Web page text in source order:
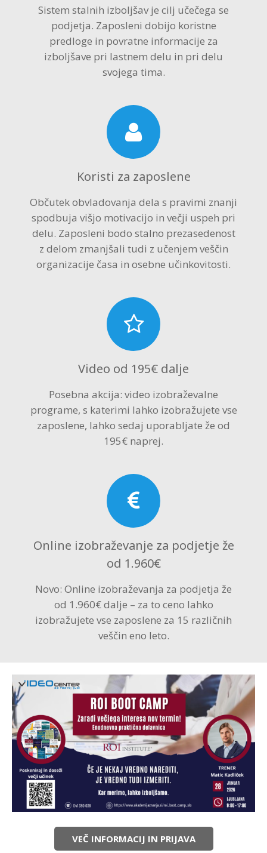
Prednosti in koristi
Avdio programi po temah
Avdio programi po avtorjih
Prednosti in koristi
Strokovna Literatura
Reference
ROI “Pre-Week”
Program “Optimizacija timskega dela”
Contribute
Kazalci veščin
Predstavitev
Vizija in poslanstvo
Sistem stalnih izboljšav je cilj učečega se
podjetja. Zaposleni dobijo koristne
predloge in povratne informacije za
izboljšave pri lastnem delu in pri delu
svojega tima.
Koristi za zaposlene
Občutek obvladovanja dela s pravimi znanji
spodbuja višjo motivacijo in večji uspeh pri
delu. Zaposleni bodo stalno prezasedenost
z delom zmanjšali tudi z učenjem veščin
organizacije časa in osebne učinkovitosti.
Video od 195€ dalje
Posebna akcija: video izobraževalne
programe, s katerimi lahko izobražujete vse
zaposlene, lahko sedaj uporabljate že od
195€ naprej.
Online izobraževanje za podjetje že
od 1.960€
Novo: Online izobraževanja za podjetja že
od 1.960€ dalje – za to ceno lahko
izobražujete vse zaposlene za 15 različnih
veščin eno leto.
VEČ INFORMACIJ IN PRIJAVA